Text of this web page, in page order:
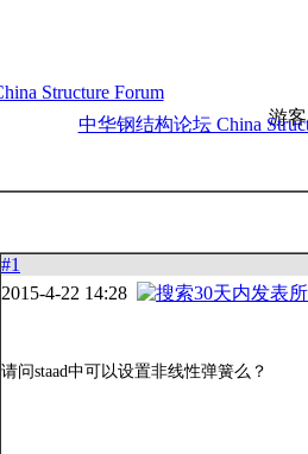
游
中华钢结构论坛 China
#1
2015-4-22 14:28
请问staad中可以设置非线性弹簧么？